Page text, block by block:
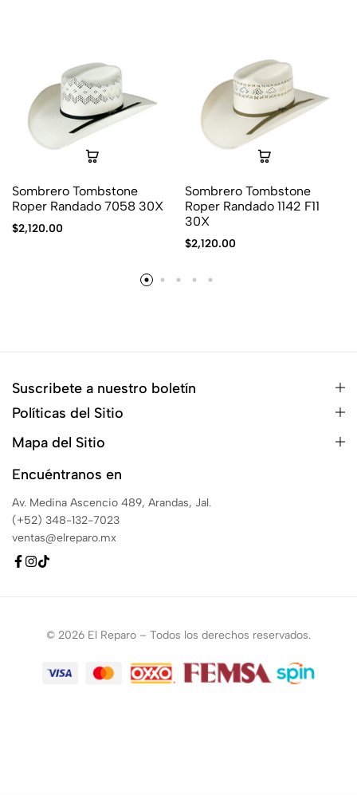
Sombrero Tombstone
Roper Randado 7058 30X
$2,120.00
Sombrero Tombstone
Roper Randado 1142 F11
30X
$2,120.00
Suscribete a nuestro boletín
Políticas del Sitio
Mapa del Sitio
Encuéntranos en
Av. Medina Ascencio 489, Arandas, Jal.
(+52) 348-132-7023
ventas@elreparo.mx
© 2026 El Reparo – Todos los derechos reservados.